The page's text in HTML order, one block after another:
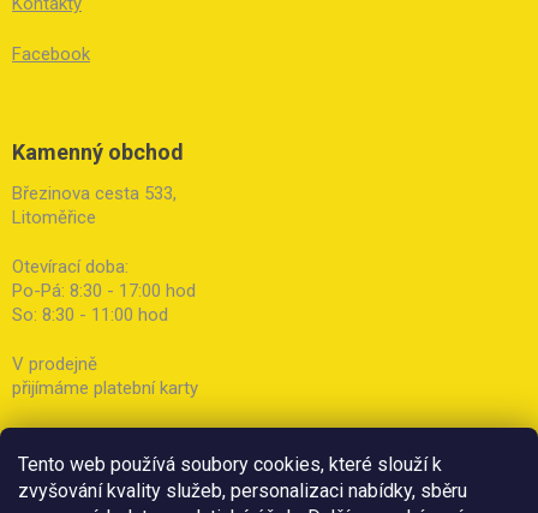
Tento web používá soubory cookies, které slouží k
zvyšování kvality služeb, personalizaci nabídky, sběru
Facebook
Kamenný obchod
Březinova cesta 533,
Litoměřice
Otevírací doba:
Po-Pá: 8:30 - 17:00 hod
So: 8:30 - 11:00 hod
V prodejně
přijímáme platební karty